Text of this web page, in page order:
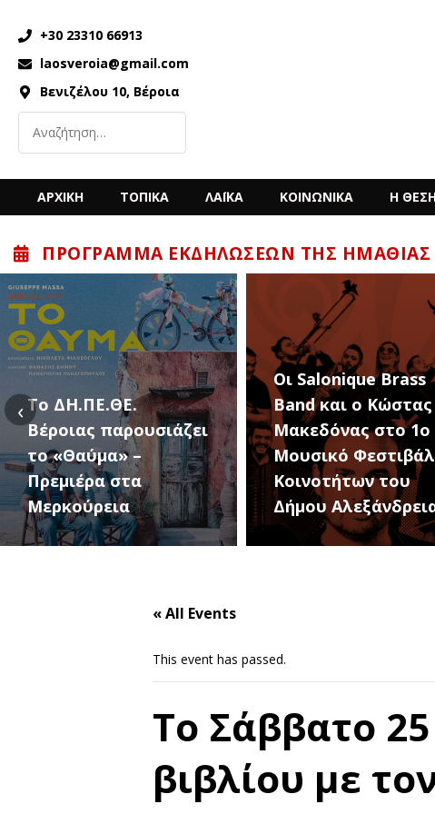
+30 23310 66913
laosveroia@gmail.com
Βενιζέλου 10, Βέροια
ΑΡΧΙΚΗ ΤΟΠΙΚΑ ΛΑΪΚΑ ΚΟΙΝΩΝΙΚΑ Η
ΠΡΌΓΡΑΜΜΑ ΕΚΔΗΛΏΣΕΩΝ ΤΗΣ ΗΜΑΘΊΑΣ
To ΔΗ.ΠΕ.ΘΕ.
Βέροιας παρουσιάζει
το «Θαύμα» –
Πρεμιέρα στα
Μερκούρεια
Οι Salonique Brass
Band και ο Κώστας
Μακεδόνας στο 1ο
Μουσικό Φεστιβάλ
Κοινοτήτων του
Δήμου
‹
« All Events
This event has passed.
Το Σάββατο
βιβλίου με